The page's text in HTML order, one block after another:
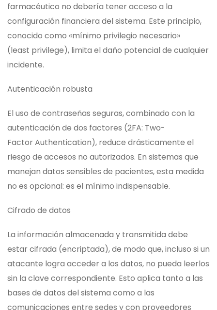
farmacéutico no debería tener acceso a la
configuración financiera del sistema. Este principio,
conocido como «mínimo privilegio necesario»
(least privilege), limita el daño potencial de cualquier
incidente.
Autenticación robusta
El uso de contraseñas seguras, combinado con la
autenticación de dos factores (2FA: Two-
Factor Authentication), reduce drásticamente el
riesgo de accesos no autorizados. En sistemas que
manejan datos sensibles de pacientes, esta medida
no es opcional: es el mínimo indispensable.
Cifrado de datos
La información almacenada y transmitida debe
estar cifrada (encriptada), de modo que, incluso si un
atacante logra acceder a los datos, no pueda leerlos
sin la clave correspondiente. Esto aplica tanto a las
bases de datos del sistema como a las
comunicaciones entre sedes y con proveedores